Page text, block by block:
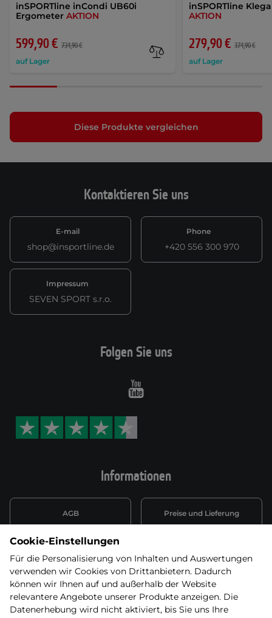
inSPORTline inCondi UB60i
Ergometer AKTION
599,90 € 734,90 €
auf Lager
inSPORTline
AKTION
279,90 € 374,90 €
auf Lager
Diese Produkte vergleichen
Kontaktieren Sie uns
E-mail
shop@insportline.de
Phone
+420 556 300 970
Impressum
SEVEN SPORT s.r.o.
Informationen
AGB Preise und Lieferung
Datenschutzerklärung
DSGVO
Wiederufsbelehrung mit Link
Batterieentsorgung
Folgen Sie uns
Youtube
Cookie-Einstellungen
Für die Personalisierung von Inhalten und Auswertungen
verwenden wir Cookies von Drittanbietern. Dadurch
können wir Ihnen auf und außerhalb der Website
relevantere Angebote unserer Produkte anzeigen. Die
Datenerhebung wird nicht aktiviert, bis Sie uns Ihre